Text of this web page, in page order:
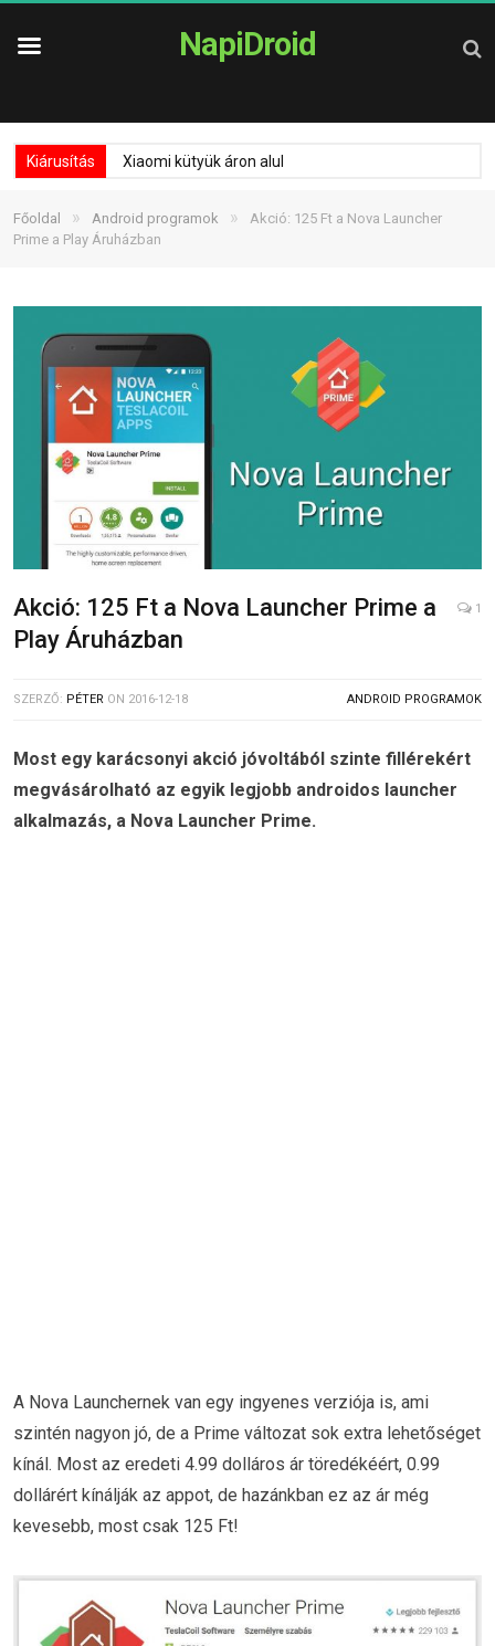
NapiDroid
Kiárusítás Xiaomi kütyük áron alul
Főoldal » Android programok »
Akció: 125 Ft a Nova Launcher
Prime a Play Áruházban
Akció: 125 Ft a Nova Launcher Prime a
Play Áruházban
1
SZERZŐ: PÉTER ON 2016-12-18 ANDROID PROGRAMOK
Most egy karácsonyi akció jóvoltából szinte fillérekért
megvásárolható az egyik legjobb androidos launcher
alkalmazás, a Nova Launcher Prime.
A Nova Launchernek van egy ingyenes verziója is, ami
szintén nagyon jó, de a Prime változat sok extra lehetőséget
kínál. Most az eredeti 4.99 dolláros ár töredékéért, 0.99
dollárért kínálják az appot, de hazánkban ez az ár még
kevesebb, most csak 125 Ft!